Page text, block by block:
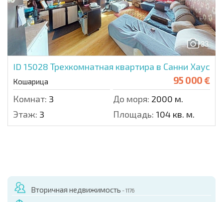
33
ID 15028 Трехкомнатная квартира в Санни Хаус
Кошарица 95 000 €
Комнат: 3 До моря: 2000 м.
Этаж: 3 Площадь: 104 кв. м.
Вторичная недвижимость - 1176